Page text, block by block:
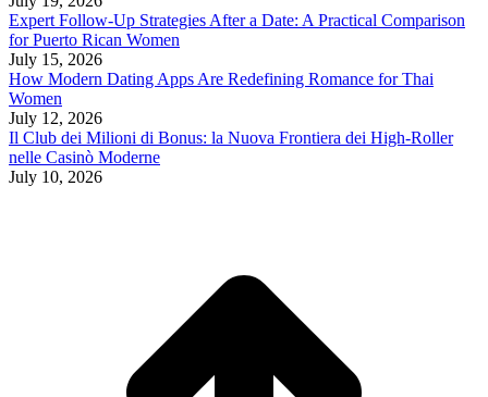
Expert Follow‑Up Strategies After a Date: A Practical Comparison
for Puerto Rican Women
July 15, 2026
How Modern Dating Apps Are Redefining Romance for Thai
Women
July 12, 2026
Il Club dei Milioni di Bonus: la Nuova Frontiera dei High‑Roller
nelle Casinò Moderne
July 10, 2026